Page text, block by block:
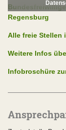
Regensburg
Alle freie Stellen
Weitere Infos
Infobroschüre